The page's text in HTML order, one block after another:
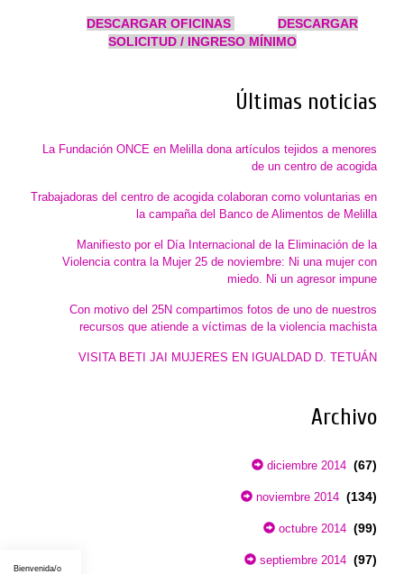
DESCARGAR OFICINAS
DESCARGAR
SOLICITUD / INGRESO MÍNIMO
Últimas noticias
La Fundación ONCE en Melilla dona artículos tejidos a menores
de un centro de acogida
Trabajadoras del centro de acogida colaboran como voluntarias en
la campaña del Banco de Alimentos de Melilla
Manifiesto por el Día Internacional de la Eliminación de la
Violencia contra la Mujer 25 de noviembre: Ni una mujer con
miedo. Ni un agresor impune
Con motivo del 25N compartimos fotos de uno de nuestros
recursos que atiende a víctimas de la violencia machista
VISITA BETI JAI MUJERES EN IGUALDAD D. TETUÁN
Archivo
diciembre 2014 (67)
noviembre 2014 (134)
octubre 2014 (99)
septiembre 2014 (97)
Bienvenida/o